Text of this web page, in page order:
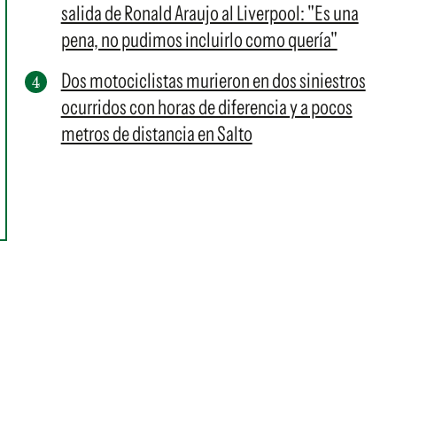
salida de Ronald Araujo al Liverpool: "Es una
pena, no pudimos incluirlo como quería"
Dos motociclistas murieron en dos siniestros
ocurridos con horas de diferencia y a pocos
metros de distancia en Salto